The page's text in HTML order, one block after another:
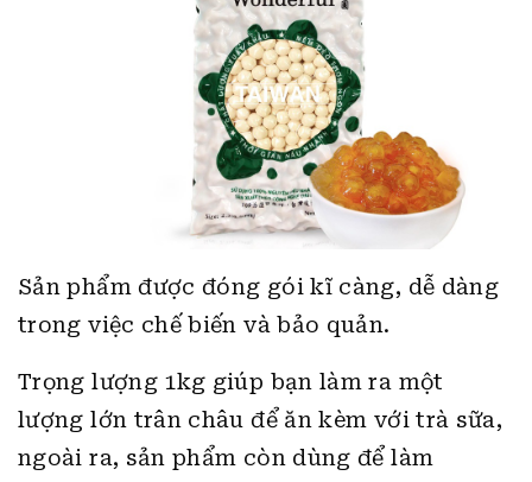
Sản phẩm được đóng gói kĩ càng, dễ dàng
trong việc chế biến và bảo quản.
Trọng lượng 1kg giúp bạn làm ra một
lượng lớn trân châu để ăn kèm với trà sữa,
ngoài ra, sản phẩm còn dùng để làm